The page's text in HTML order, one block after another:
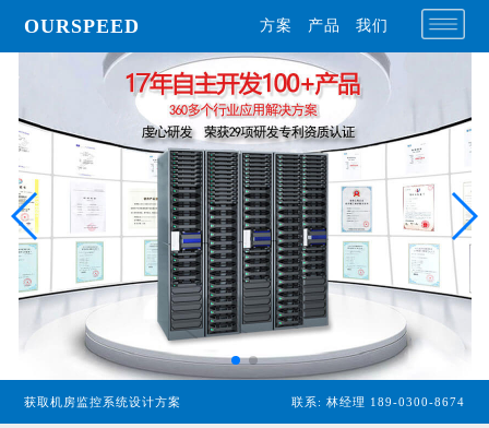
OURSPEED 方案 产品 我们
获取机房监控系统设计方案 联系: 林经理 189-0300-8674